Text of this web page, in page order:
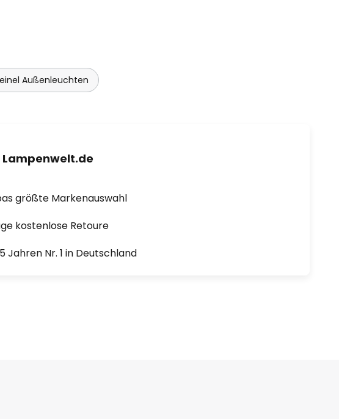
Außenleuchten
Lampenwelt.de
größte Markenauswahl
kostenlose Retoure
Jahren Nr. 1 in Deutschland